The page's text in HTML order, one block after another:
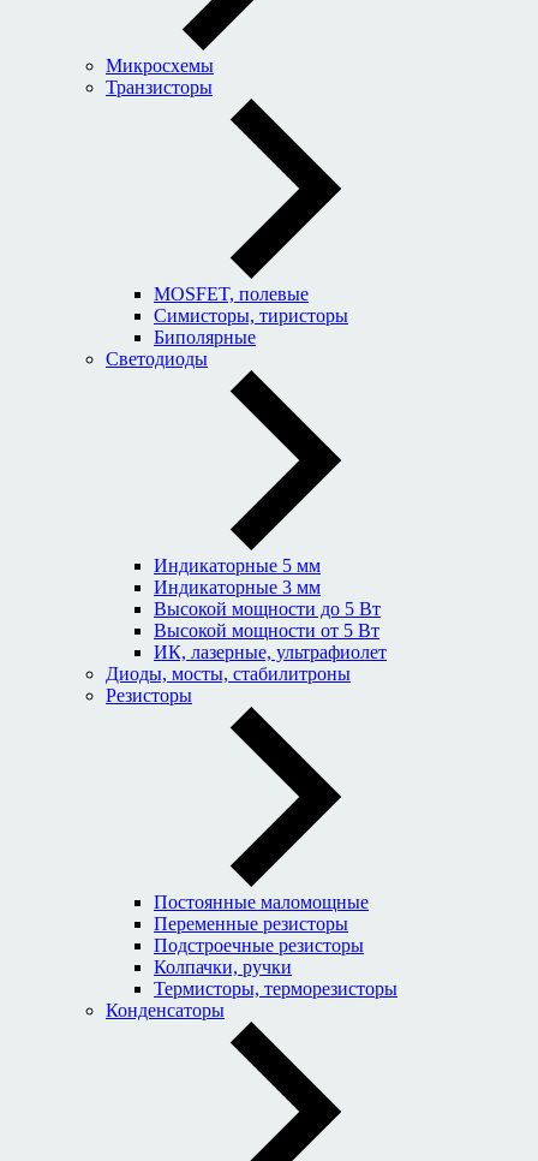
Микросхемы
Транзисторы
MOSFET, полевые
Симисторы, тиристоры
Биполярные
Светодиоды
Индикаторные 5 мм
Индикаторные 3 мм
Высокой мощности до 5 Вт
Высокой мощности от 5 Вт
ИК, лазерные, ультрафиолет
Диоды, мосты, стабилитроны
Резисторы
Постоянные маломощные
Переменные резисторы
Подстроечные резисторы
Колпачки, ручки
Термисторы, терморезисторы
Конденсаторы